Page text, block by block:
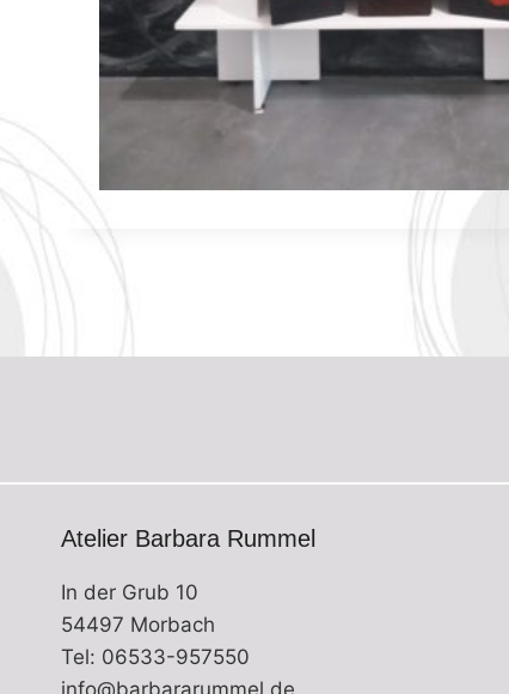
Atelier Barbara Rummel
In der Grub 10
54497 Morbach
Tel: 06533-957550
info@barbararummel.de